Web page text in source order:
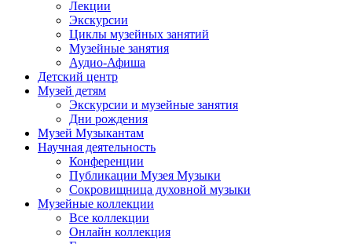
Лекции
Экскурсии
Циклы музейных занятий
Музейные занятия
Аудио-Афиша
Детский центр
Музей детям
Экскурсии и музейные занятия
Дни рождения
Музей Музыкантам
Научная деятельность
Конференции
Публикации Музея Музыки
Сокровищница духовной музыки
Музейные коллекции
Все коллекции
Онлайн коллекция